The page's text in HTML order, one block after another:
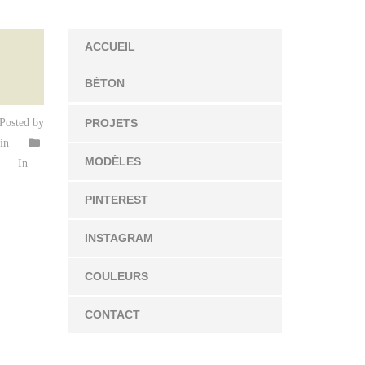
by
In
ACCUEIL
BÉTON
PROJETS
MODÈLES
PINTEREST
INSTAGRAM
COULEURS
CONTACT